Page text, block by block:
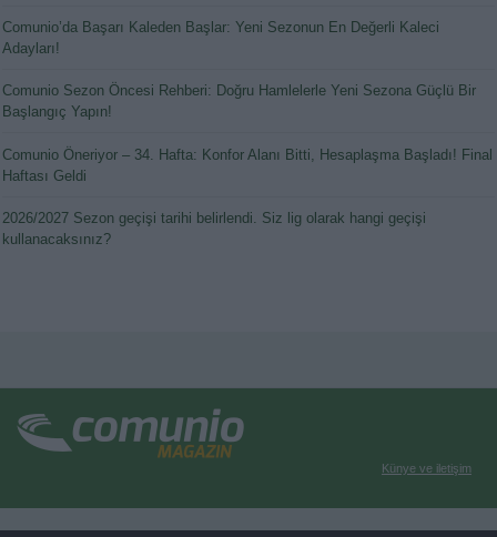
Comunio’da Başarı Kaleden Başlar: Yeni Sezonun En Değerli Kaleci
Adayları!
Comunio Sezon Öncesi Rehberi: Doğru Hamlelerle Yeni Sezona Güçlü Bir
Başlangıç Yapın!
Comunio Öneriyor – 34. Hafta: Konfor Alanı Bitti, Hesaplaşma Başladı! Final
Haftası Geldi
2026/2027 Sezon geçişi tarihi belirlendi. Siz lig olarak hangi geçişi
kullanacaksınız?
Künye ve iletişim